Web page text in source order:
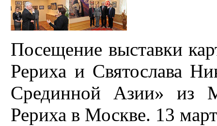
Посещение выставки
Рериха и Святослава
Срединной Азии» из
Рериха в Москве. 13